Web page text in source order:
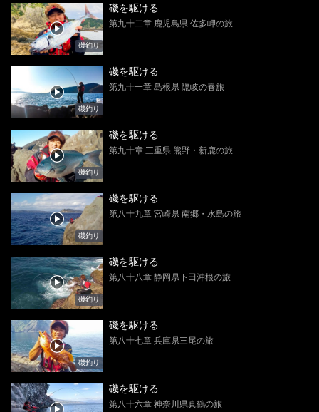
磯釣り
磯を駆ける
第九十二章 鹿児島県 佐多岬の旅
磯釣り
磯を駆ける
第九十一章 島根県 隠岐の春旅
磯釣り
磯を駆ける
第九十章 三重県 熊野・新鹿の旅
磯釣り
磯を駆ける
第八十九章 宮崎県 南郷・水島の旅
磯釣り
磯を駆ける
第八十八章 静岡県下田沖根の旅
磯釣り
磯を駆ける
第八十七章 兵庫県三尾の旅
磯を駆ける
第八十六章 神奈川県真鶴の旅